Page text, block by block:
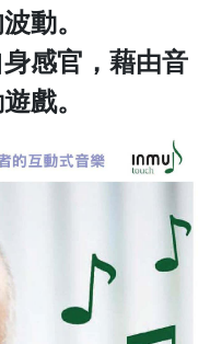
動。
感官，藉由音
戲。